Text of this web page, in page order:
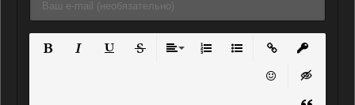
Нумерованный список
Маркированный
Вставить ссылку
Вставить